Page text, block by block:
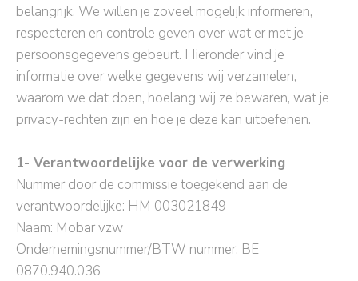
belangrijk. We willen je zoveel mogelijk informeren,
respecteren en controle geven over wat er met je
persoonsgegevens gebeurt. Hieronder vind je
informatie over welke gegevens wij verzamelen,
waarom we dat doen, hoelang wij ze bewaren, wat je
privacy-rechten zijn en hoe je deze kan uitoefenen.
1- Verantwoordelijke voor de verwerking
Nummer door de commissie toegekend aan de
verantwoordelijke: HM 003021849
Naam: Mobar vzw
Ondernemingsnummer/BTW nummer: BE
0870.940.036